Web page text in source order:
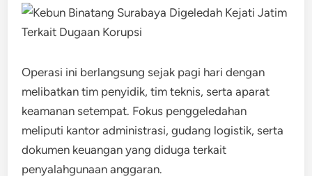
Operasi ini berlangsung sejak pagi hari dengan
melibatkan tim penyidik, tim teknis, serta aparat
keamanan setempat. Fokus penggeledahan
meliputi kantor administrasi, gudang logistik, serta
dokumen keuangan yang diduga terkait
penyalahgunaan anggaran.